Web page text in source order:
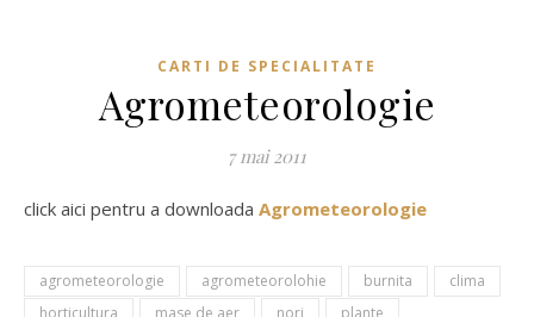
CARTI DE SPECIALITATE
Agrometeorologie
7 mai 2011
click aici pentru a downloada Agrometeorologie
agrometeorologie agrometeorolohie burnita
clima